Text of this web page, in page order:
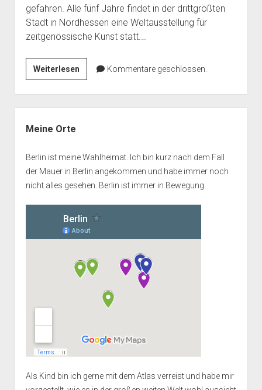
gefahren. Alle fünf Jahre findet in der drittgrößten
Stadt in Nordhessen eine Weltausstellung für
zeitgenössische Kunst statt.…
WeiterlesenDocumenta15
–
lumbung
in
Kommentare geschlossen.
Meine Orte
Berlin ist meine Wahlheimat. Ich bin kurz nach dem Fall
der Mauer in Berlin angekommen und habe immer noch
nicht alles gesehen. Berlin ist immer in Bewegung.
Als Kind bin ich gerne mit dem Atlas verreist und habe mir